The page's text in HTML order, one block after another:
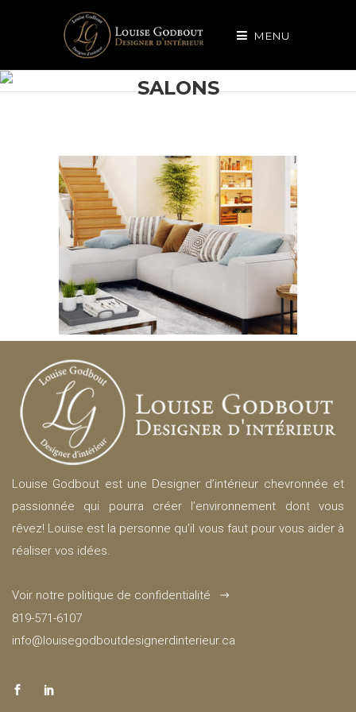
MENU
SALONS
Louise Godbout est une Designer d’intérieur chevronnée et
passionnée qui pourra créer l’environnement dont vous
rêvez! Louise est la personne qu’il vous faut pour vous aider à
réaliser vos idées.
Voir notre politique de confidentialité
819-571-6107
info@louisegodboutdesignerdinterieur.ca